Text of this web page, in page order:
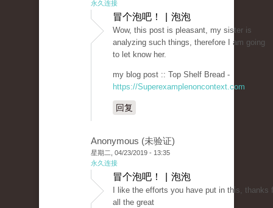
永久连接
冒个泡吧！ | 泡泡
Wow, this post is pleasant, my sister is
analyzing such things, therefore I am going
to let know her.
my blog post :: Top Shelf Bread -
https://Superexamplenoncontext.com
回复
Anonymous (未验证)
星期二, 04/23/2019 - 13:35
永久连接
冒个泡吧！ | 泡泡
I like the efforts you have put in this, thanks
all the great